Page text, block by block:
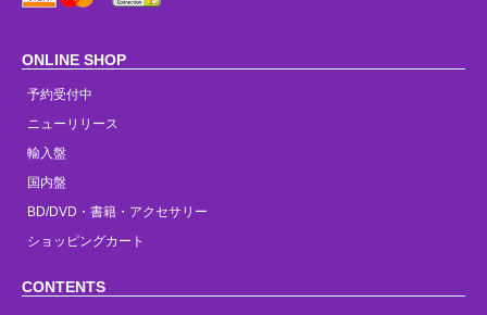
ONLINE SHOP
予約受付中
ニューリリース
輸入盤
国内盤
BD/DVD・書籍・アクセサリー
ショッピングカート
CONTENTS